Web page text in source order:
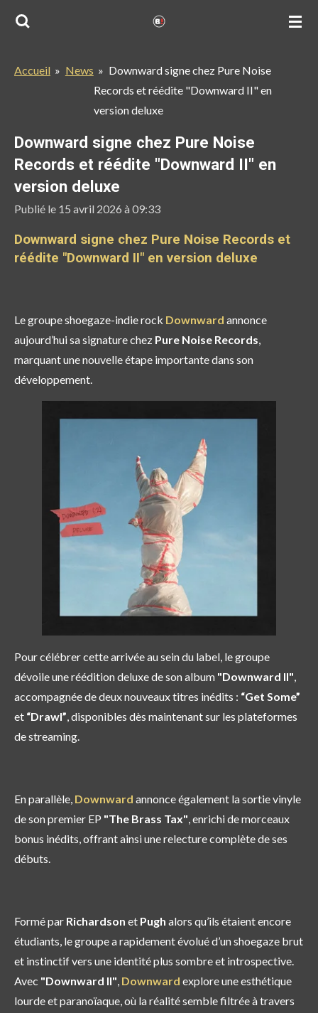
Passer
principal
Accueil » News » Downward signe chez Pure Noise
Records et réédite "Downward II" en
version deluxe
Downward signe chez Pure Noise
Records et réédite "Downward II" en
version deluxe
Publié le 15 avril 2026 à 09:33
Downward signe chez Pure Noise Records et
réédite "Downward II" en version deluxe
Le groupe shoegaze-indie rock Downward annonce
aujourd’hui sa signature chez Pure Noise Records,
marquant une nouvelle étape importante dans son
développement.
Pour célébrer cette arrivée au sein du label, le groupe
dévoile une réédition deluxe de son album "Downward II",
accompagnée de deux nouveaux titres inédits : “Get Some”
et “Drawl”, disponibles dès maintenant sur les plateformes
de streaming.
En parallèle, Downward annonce également la sortie vinyle
de son premier EP "The Brass Tax", enrichi de morceaux
bonus inédits, offrant ainsi une relecture complète de ses
débuts.
Formé par Richardson et Pugh alors qu’ils étaient encore
étudiants, le groupe a rapidement évolué d’un shoegaze brut
et instinctif vers une identité plus sombre et introspective.
Avec "Downward II", Downward explore une esthétique
lourde et paranoïaque, où la réalité semble filtrée à travers